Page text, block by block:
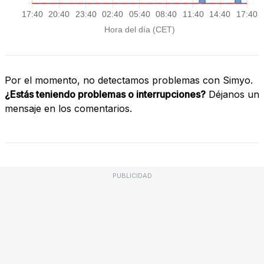
Por el momento, no detectamos problemas con Simyo.
¿Estás teniendo problemas o interrupciones? Déjanos un
mensaje en los comentarios.
PUBLICIDAD